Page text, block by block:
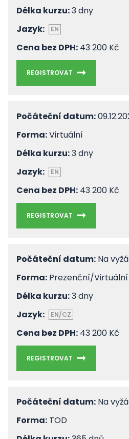
Délka kurzu:3 dny
Jazyk:
EN
Cena bez DPH: 43 200 Kč
REGISTROVAT
Počáteční datum:
Forma:Virtuální
Délka kurzu:3 dny
Jazyk:
EN
Cena bez DPH: 43 200 Kč
REGISTROVAT
Počáteční datum: Na
Forma: Prezenční/Virtuální
Délka kurzu:3 dny
Jazyk:
EN/CZ
Cena bez DPH: 43 200 Kč
REGISTROVAT
Počáteční datum: Na
Forma: TOD